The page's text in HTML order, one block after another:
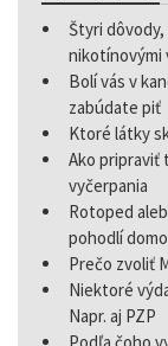
Štyri dôvody,
nikotínovými
Bolí vás v
zabúdate piť
Ktoré látky
Ako pripraviť
vyčerpania
Rotoped
pohodlí
Prečo zvoliť
Niektoré
Napr. aj PZP
Podľa čoho